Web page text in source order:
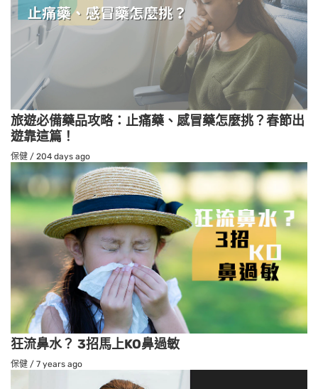
旅遊必備藥品攻略：止痛藥、感冒藥怎麼挑？春節出
遊靠這篇！
保健 / 204 days ago
狂流鼻水？ 3招馬上KO鼻過敏
保健 / 7 years ago